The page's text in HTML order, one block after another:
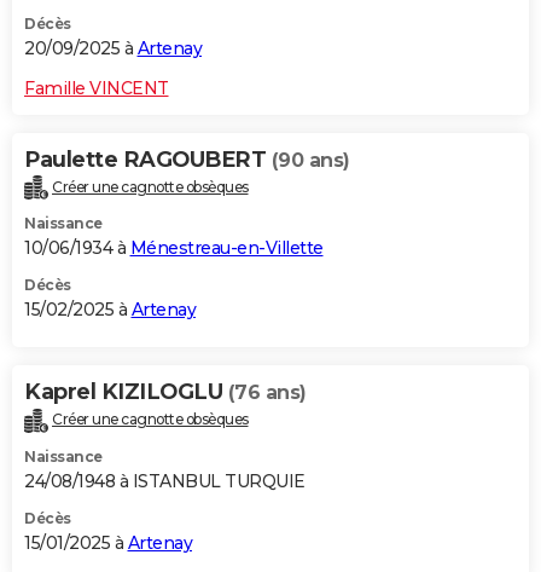
Décès
20/09/2025 à Artenay
Famille VINCENT
Paulette RAGOUBERT (90 ans)
Créer une cagnotte obsèques
Naissance
10/06/1934 à Ménestreau-en-Villette
Décès
15/02/2025 à Artenay
Kaprel KIZILOGLU (76 ans)
Créer une cagnotte obsèques
Naissance
24/08/1948 à ISTANBUL TURQUIE
Décès
15/01/2025 à Artenay